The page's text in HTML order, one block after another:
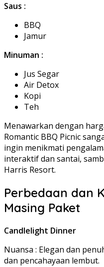
Saus :
BBQ
Jamur
Minuman :
Jus Segar
Air Detox
Kopi
Teh
Menawarkan dengan
Romantic BBQ Picnic
ingin menikmati
interaktif dan santai,
Harris Resort.
Perbedaan dan
Masing Paket
Candlelight Dinner
Nuansa : Elegan dan
dan pencahayaan lembut.